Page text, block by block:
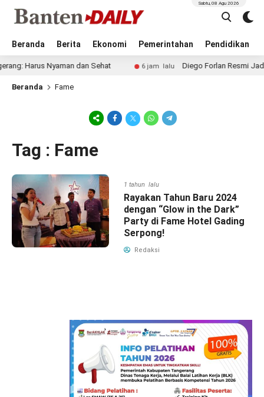
Beranda Berita Ekonomi Pemerintahan Pendidikan
Sabtu, 08 Agu 2026
Harus Nyaman dan Sehat 6 jam lalu Diego Forlan Resmi Jadi
Beranda Fame
Tag : Fame
1 tahun lalu
Rayakan Tahun Baru 2024
dengan “Glow in the Dark”
Party di Fame Hotel Gading
Serpong!
Redaksi